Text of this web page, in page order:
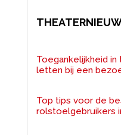
Toegankelijkheid
letten bij een
Top tips voor de
rolstoelgebruikers